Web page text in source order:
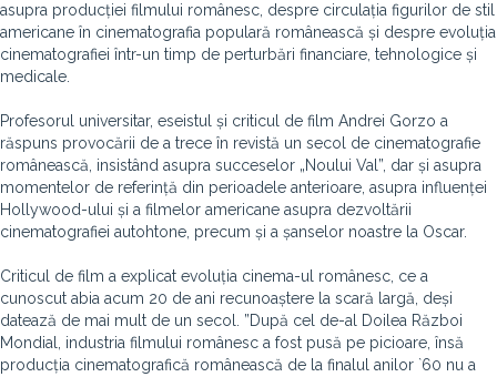
asupra producției filmului românesc, despre circulația figurilor de stil
americane în cinematografia populară românească și despre evoluția
cinematografiei într-un timp de perturbări financiare, tehnologice și
medicale.
Profesorul universitar, eseistul și criticul de film Andrei Gorzo a
răspuns provocării de a trece în revistă un secol de cinematografie
românească, insistând asupra succeselor „Noului Val”, dar și asupra
momentelor de referință din perioadele anterioare, asupra influenței
Hollywood-ului și a filmelor americane asupra dezvoltării
cinematografiei autohtone, precum și a șanselor noastre la Oscar.
Criticul de film a explicat evoluția cinema-ul românesc, ce a
cunoscut abia acum 20 de ani recunoaștere la scară largă, deși
datează de mai mult de un secol. ”După cel de-al Doilea Război
Mondial, industria filmului românesc a fost pusă pe picioare, însă
producția cinematografică românească de la finalul anilor `60 nu a